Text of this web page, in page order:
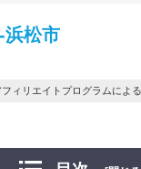
浜松市
ィリエイトプログラムによる